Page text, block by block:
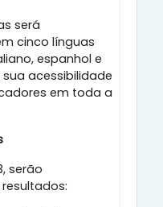
será
cinco línguas
espanhol e
acessibilidade
em toda a
serão